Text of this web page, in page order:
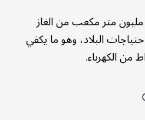
وتزود إيران العراق بنحو 50 مليون متر مكعب من الغاز
البلاد، وهو ما يكفي